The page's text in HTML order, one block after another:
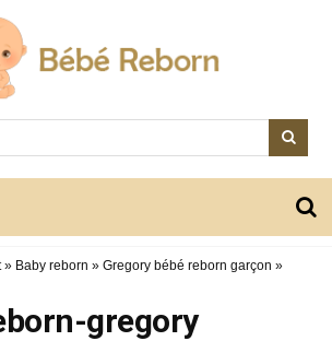
» Baby reborn » Gregory bébé reborn garçon »
gregory